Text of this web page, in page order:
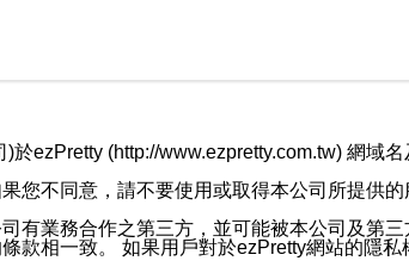
ezPretty (http://www.ezpretty.com.tw) 網域
您不同意，請不要使用或取得本公司所提供的
有業務合作之第三方，並可能被本公司及第
款相一致。 如果用戶對於ezPretty網站的隱